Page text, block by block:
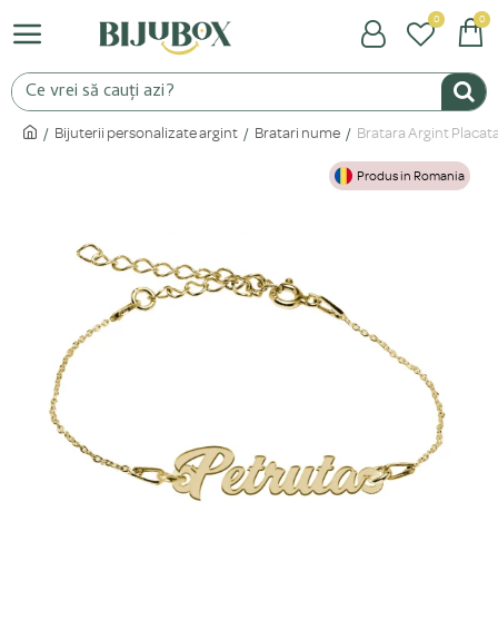
0 0
Bijuterii personalizate argint Bratari nume Bratara Argint
Produs in Romania